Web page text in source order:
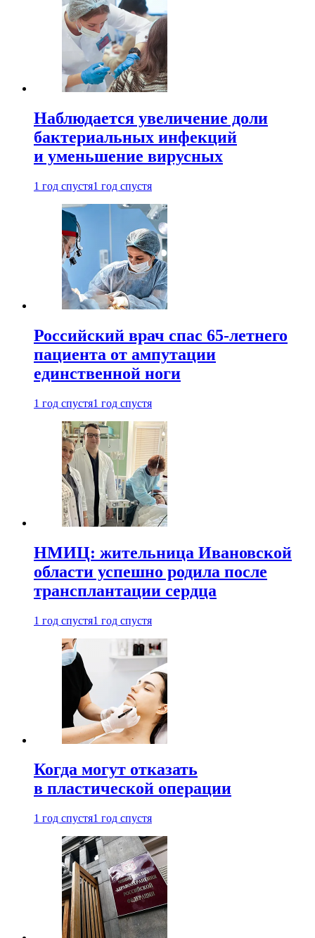
Наблюдается увеличение доли
бактериальных инфекций
и уменьшение вирусных
1 год спустя1 год спустя
Российский врач спас 65-летнего
пациента от ампутации
единственной ноги
1 год спустя1 год спустя
НМИЦ: жительница Ивановской
области успешно родила после
трансплантации сердца
1 год спустя1 год спустя
Когда могут отказать
в пластической операции
1 год спустя1 год спустя